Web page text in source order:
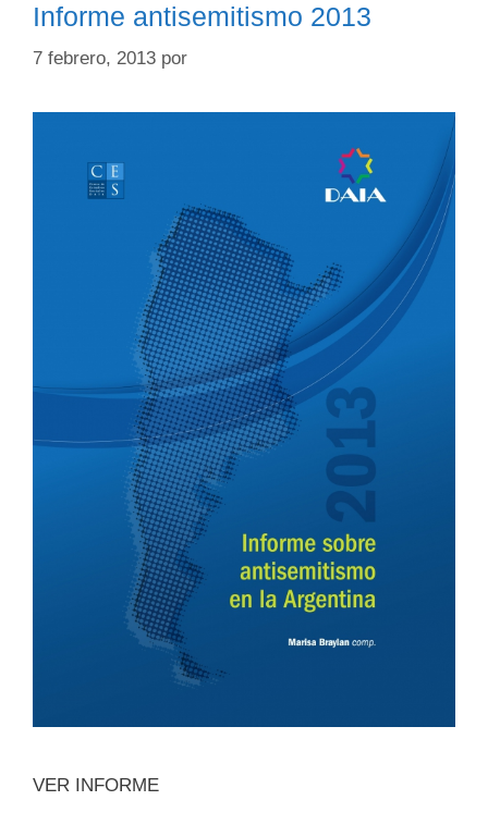
Informe antisemitismo 2013
7 febrero, 2013 por
VER INFORME